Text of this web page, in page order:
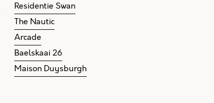
Residentie Swan
The Nautic
Arcade
Baelskaai 26
Maison Duysburgh